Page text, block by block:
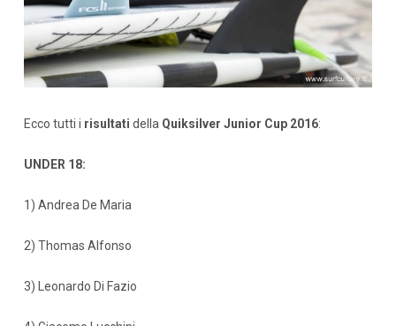
Ecco tutti i risultati della Quiksilver Junior Cup 2016:
UNDER 18:
1) Andrea De Maria
2) Thomas Alfonso
3) Leonardo Di Fazio